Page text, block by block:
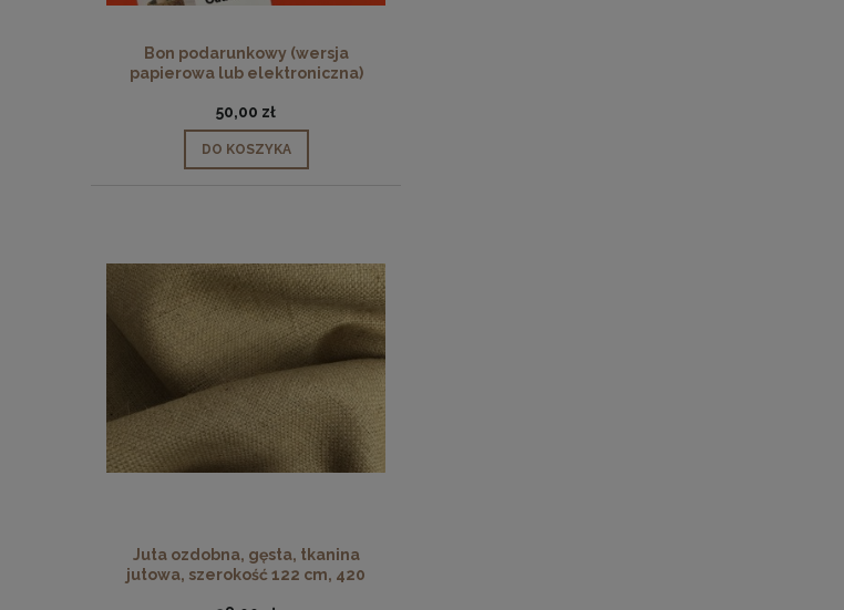
Bon podarunkowy (wersja
papierowa lub elektroniczna)
50,00 zł
DO KOSZYKA
Juta ozdobna, gęsta, tkanina
jutowa, szerokość 122 cm, 420